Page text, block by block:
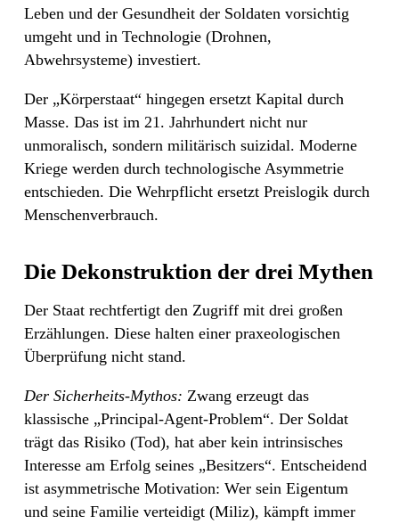
Leben und der Gesundheit der Soldaten vorsichtig
umgeht und in Technologie (Drohnen,
Abwehrsysteme) investiert.
Der „Körperstaat“ hingegen ersetzt Kapital durch
Masse. Das ist im 21. Jahrhundert nicht nur
unmoralisch, sondern militärisch suizidal. Moderne
Kriege werden durch technologische Asymmetrie
entschieden. Die Wehrpflicht ersetzt Preislogik durch
Menschenverbrauch.
Die Dekonstruktion der drei Mythen
Der Staat rechtfertigt den Zugriff mit drei großen
Erzählungen. Diese halten einer praxeologischen
Überprüfung nicht stand.
Der Sicherheits-Mythos: Zwang erzeugt das
klassische „Principal-Agent-Problem“. Der Soldat
trägt das Risiko (Tod), hat aber kein intrinsisches
Interesse am Erfolg seines „Besitzers“. Entscheidend
ist asymmetrische Motivation: Wer sein Eigentum
und seine Familie verteidigt (Miliz), kämpft immer